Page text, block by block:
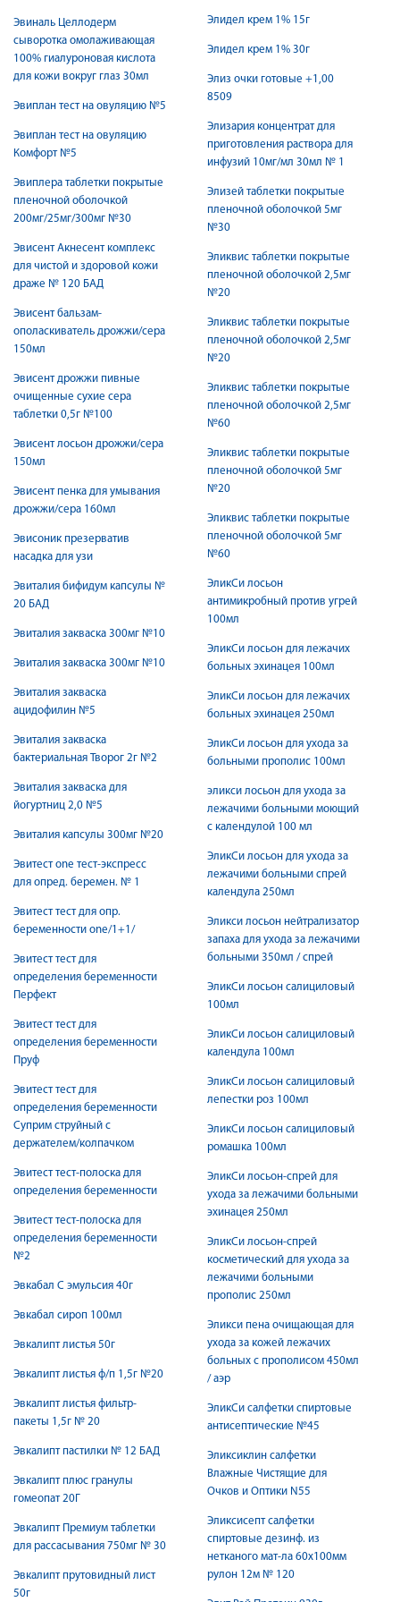
Эвиналь Целлодерм
сыворотка омолаживающая
100% гиалуроновая кислота
для кожи вокруг глаз 30мл
Эвиплан тест на овуляцию №5
Эвиплан тест на овуляцию
Комфорт №5
Эвиплера таблетки покрытые
пленочной оболочкой
200мг/25мг/300мг №30
Эвисент Акнесент комплекс
для чистой и здоровой кожи
драже № 120 БАД
Эвисент бальзам-
ополаскиватель дрожжи/сера
150мл
Эвисент дрожжи пивные
очищенные сухие сера
таблетки 0,5г №100
Эвисент лосьон дрожжи/сера
150мл
Эвисент пенка для умывания
дрожжи/сера 160мл
Эвисоник презерватив
насадка для узи
Эвиталия бифидум капсулы №
20 БАД
Эвиталия закваска 300мг №10
Эвиталия закваска 300мг №10
Эвиталия закваска
ацидофилин №5
Эвиталия закваска
бактериальная Творог 2г №2
Эвиталия закваска для
йогуртниц 2,0 №5
Эвиталия капсулы 300мг №20
Эвитест one тест-экспресс
для опред. беремен. № 1
Эвитест тест для опр.
беременности one/1+1/
Эвитест тест для
определения беременности
Перфект
Эвитест тест для
определения беременности
Пруф
Эвитест тест для
определения беременности
Суприм струйный с
держателем/колпачком
Эвитест тест-полоска для
определения беременности
Эвитест тест-полоска для
определения беременности
№2
Эвкабал С эмульсия 40г
Эвкабал сироп 100мл
Эвкалипт листья 50г
Эвкалипт листья ф/п 1,5г №20
Эвкалипт листья фильтр-
пакеты 1,5г № 20
Эвкалипт пастилки № 12 БАД
Эвкалипт плюс гранулы
гомеопат 20Г
Эвкалипт Премиум таблетки
для рассасывания 750мг № 30
Эвкалипт прутовидный лист
50г
Элидел крем 1% 15г
Элидел крем 1% 30г
Элиз очки готовые +1,00
8509
Элизария концентрат для
приготовления раствора для
инфузий 10мг/мл 30мл № 1
Элизей таблетки покрытые
пленочной оболочкой 5мг
№30
Эликвис таблетки покрытые
пленочной оболочкой 2,5мг
№20
Эликвис таблетки покрытые
пленочной оболочкой 2,5мг
№20
Эликвис таблетки покрытые
пленочной оболочкой 2,5мг
№60
Эликвис таблетки покрытые
пленочной оболочкой 5мг
№20
Эликвис таблетки покрытые
пленочной оболочкой 5мг
№60
ЭликСи лосьон
антимикробный против угрей
100мл
ЭликСи лосьон для лежачих
больных эхинацея 100мл
ЭликСи лосьон для лежачих
больных эхинацея 250мл
ЭликСи лосьон для ухода за
больными прополис 100мл
эликси лосьон для ухода за
лежачими больными моющий
с календулой 100 мл
ЭликСи лосьон для ухода за
лежачими больными спрей
календула 250мл
Эликси лосьон нейтрализатор
запаха для ухода за лежачими
больными 350мл / спрей
ЭликСи лосьон салициловый
100мл
ЭликСи лосьон салициловый
календула 100мл
ЭликСи лосьон салициловый
лепестки роз 100мл
ЭликСи лосьон салициловый
ромашка 100мл
ЭликСи лосьон-спрей для
ухода за лежачими больными
эхинацея 250мл
ЭликСи лосьон-спрей
косметический для ухода за
лежачими больными
прополис 250мл
Эликси пена очищающая для
ухода за кожей лежачих
больных с прополисом 450мл
/ аэр
ЭликСи салфетки спиртовые
антисептические №45
Эликсиклин салфетки
Влажные Чистящие для
Очков и Оптики N55
Эликсисепт салфетки
спиртовые дезинф. из
нетканого мат-ла 60х100мм
рулон 12м № 120